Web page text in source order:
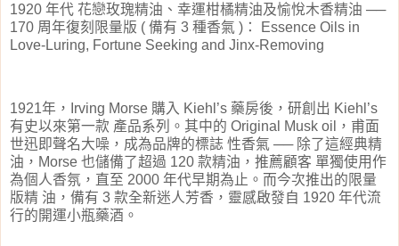
1920 年代 花戀玫瑰精油、幸運柑橘精油及愉悅木香精油 ──
170 周年復刻限量版 ( 備有 3 種香氣 ) ：
Essence Oils in
Love-Luring, Fortune Seeking and Jinx-Removing
1921年， Irving Morse 購入 Kiehl’s 藥房後，研創出 Kiehl’s
有史以來第一款 產品系列。其中的 Original Musk oil
，甫面
世迅即聲名大噪，成為品牌的標誌 性香氣 ── 除了這經典精
油， Morse 也儲備了超過 120 款精油，推薦顧客 單獨使用作
為個人香氛，直至 2000 年代早期為止。而今次推出的限量
版精 油，備有 3 款全新迷人芳香，靈感啟發自 1920 年代流
行的開運小瓶藥酒 。